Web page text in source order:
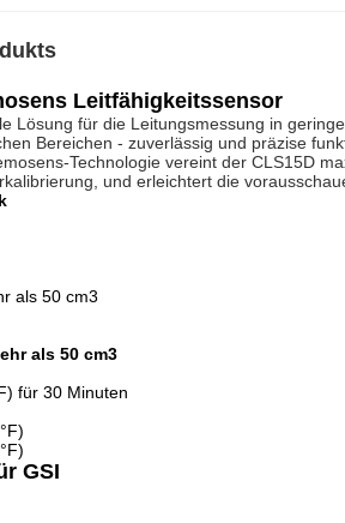
Leitfähigkeitssensor
Lösung für die Leitungsmessung in
Bereichen - zuverlässig und präzise
Technologie vereint der CLS15D
und erleichtert die
als 50 cm3
als 50 cm3
für 30 Minuten
GSI